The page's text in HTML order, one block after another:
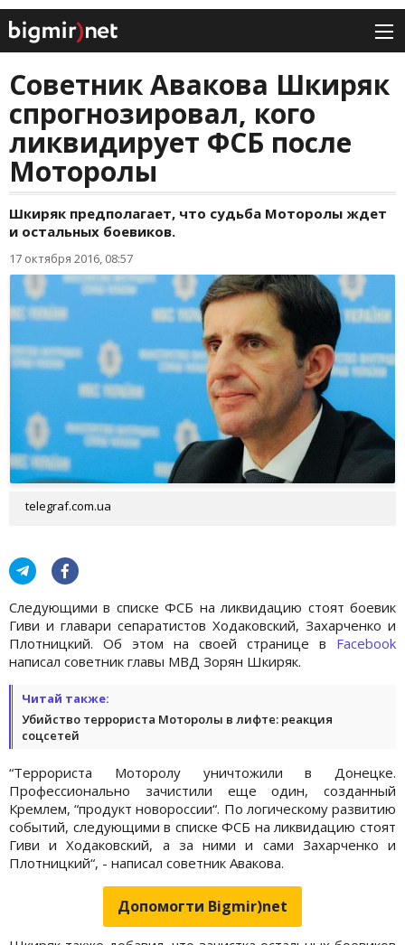
Советник Авакова Шкиряк
спрогнозировал, кого
ликвидирует ФСБ после
Моторолы
Шкиряк предполагает, что судьба Моторолы ждет
и остальных боевиков.
17 октября 2016, 08:57
telegraf.com.ua
Следующими в списке ФСБ на ликвидацию стоят боевик
Гиви и главари сепаратистов Ходаковский, Захарченко и
Плотницкий. Об этом на своей странице в Facebook
написал советник главы МВД Зорян Шкиряк.
Читай также:
Убийство террориста Моторолы в лифте: реакция
соцсетей
“Террориста Моторолу уничтожили в Донецке.
Профессионально зачистили еще один, созданный
Кремлем, “продукт новороссии“. По логическому развитию
событий, следующими в списке ФСБ на ликвидацию стоят
Гиви и Ходаковский, а за ними и сами Захарченко и
Плотницкий“, - написал советник Авакова.
Допомогти Bigmir)net